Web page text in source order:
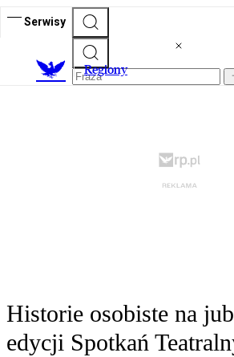
Serwisy
Regiony
Historie osobiste na
edycji Spotkań